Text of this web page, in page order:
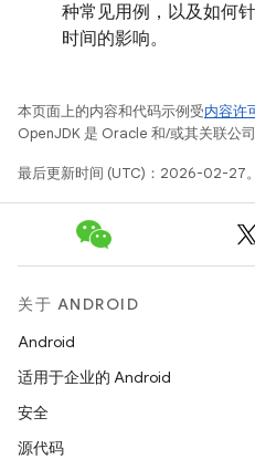
种常见用例，以及如何
时间的影响。
本页面上的内容和代码示例受内容许
OpenJDK 是 Oracle 和/或其关联公司
最后更新时间 (UTC)：2026-02-27。
关于 ANDROID
Android
适用于企业的 Android
安全
源代码